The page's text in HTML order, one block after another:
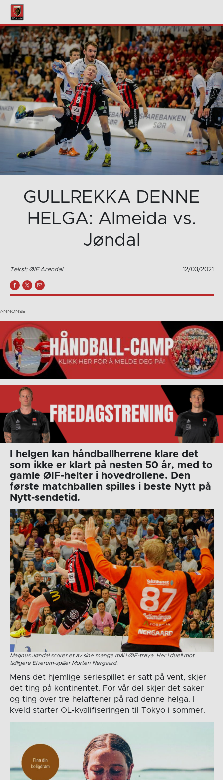
GULLREKKA DENNE
HELGA: Almeida vs.
Jøndal
Tekst: ØIF Arendal 12/03/2021
I helgen kan håndballherrene klare det
som ikke er klart på nesten 50 år, med to
gamle ØIF-helter i hovedrollene. Den
første matchballen spilles i beste Nytt på
Nytt-sendetid.
Magnus Jøndal scorer et av sine mange mål i ØIF-trøya. Her i duell mot
tidligere Elverum-spiller Morten Nergaard.
Mens det hjemlige seriespillet er satt på vent, skjer
det ting på kontinentet. For vår del skjer det saker
og ting over tre helaftener på rad denne helga. I
kveld starter OL-kvalifiseringen til Tokyo i sommer.